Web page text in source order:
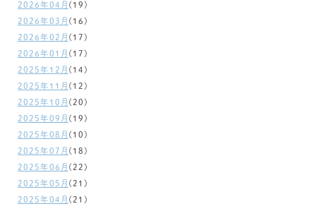
2026年04月 (19)
2026年03月 (16)
2026年02月 (17)
2026年01月 (17)
2025年12月 (14)
2025年11月 (12)
2025年10月 (20)
2025年09月 (19)
2025年08月 (10)
2025年07月 (18)
2025年06月 (22)
2025年05月 (21)
2025年04月 (21)